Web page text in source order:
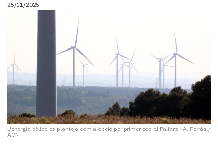
25/11/2025
L'energia eòlica es planteja com a opció per primer cop al Pallars | A. Ferràs /
ACN